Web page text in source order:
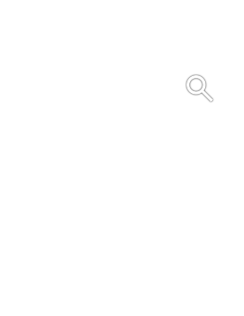
search